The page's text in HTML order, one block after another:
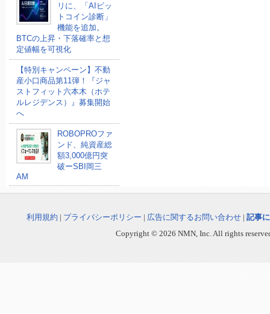
リに、「AIビッ
トコイン診断」
機能を追加。
BTCの上昇・下落確率と想
定値幅を可視化
【特別キャンペーン】不動
産小口商品第11弾！『ジャ
ストフィット六本木（ホテ
ルレジデンス）』募集開始
へ
ROBOPROファ
ンド、純資産総
額3,000億円突
破ーSBI岡三
AM
利用規約 | プライバシーポリシー | 広告に関するお問い合わせ | 記事
Copyright © 2026 NMN, Inc. All rights